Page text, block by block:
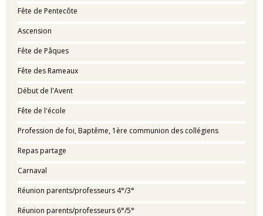
Fête de Pentecôte
Ascension
Fête de Pâques
Fête des Rameaux
Début de l'Avent
Fête de l'école
Profession de foi, Baptême, 1ère communion des collégiens
Repas partage
Carnaval
Réunion parents/professeurs 4°/3°
Réunion parents/professeurs 6°/5°